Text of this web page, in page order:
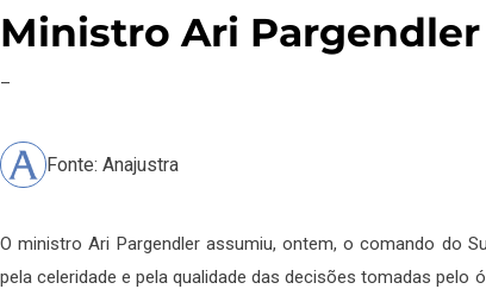
Ministro Ari
–
Fonte: Anajustra
O ministro Ari Pargendler assumiu, ontem, o comando do
pela celeridade e pela qualidade das decisões tomadas pelo